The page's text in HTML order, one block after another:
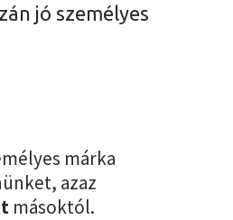
jó személyes
márka
azaz
másoktól.